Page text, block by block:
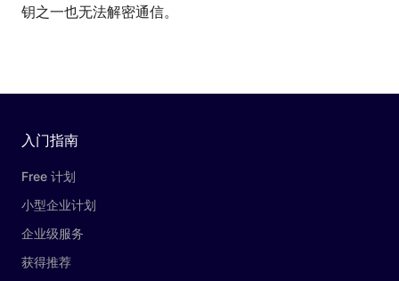
钥之一也无法解密通信。
入门指南
Free 计划
小型企业计划
企业级服务
获得推荐